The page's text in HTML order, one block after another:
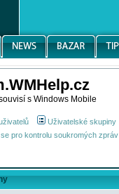
s Windows Mobile
Uživatelské skupiny
se pro kontrolu soukromých zpráv